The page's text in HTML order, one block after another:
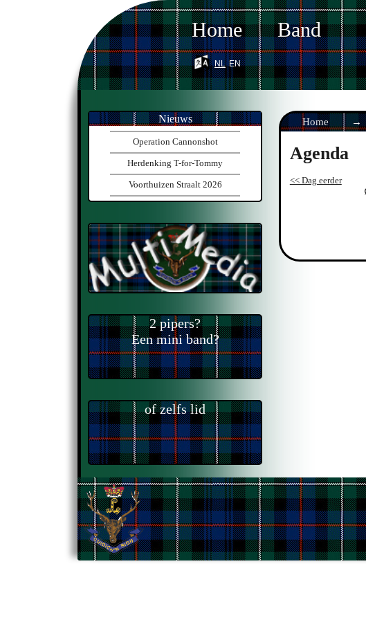
Home Band
nl en
Home
Agenda
<< Dag eerder
Nieuws
Operation Cannonshot
Herdenking T-for-Tommy
Voorthuizen Straalt 2026
2 pipers?
Een mini band?
of zelfs lid